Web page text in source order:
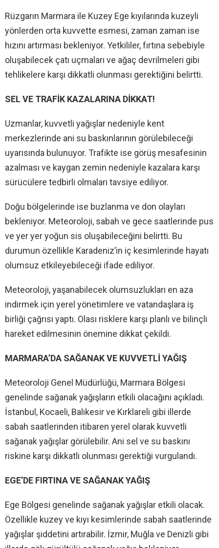
Rüzgarın Marmara ile Kuzey Ege kıyılarında kuzeyli
yönlerden orta kuvvette esmesi, zaman zaman ise
hızını artırması bekleniyor. Yetkililer, fırtına sebebiyle
oluşabilecek çatı uçmaları ve ağaç devrilmeleri gibi
tehlikelere karşı dikkatli olunması gerektiğini belirtti.
SEL VE TRAFİK KAZALARINA DİKKAT!
Uzmanlar, kuvvetli yağışlar nedeniyle kent
merkezlerinde ani su baskınlarının görülebileceği
uyarısında bulunuyor. Trafikte ise görüş mesafesinin
azalması ve kaygan zemin nedeniyle kazalara karşı
sürücülere tedbirli olmaları tavsiye ediliyor.
Doğu bölgelerinde ise buzlanma ve don olayları
bekleniyor. Meteoroloji, sabah ve gece saatlerinde pus
ve yer yer yoğun sis oluşabileceğini belirtti. Bu
durumun özellikle Karadeniz’in iç kesimlerinde hayatı
olumsuz etkileyebileceği ifade ediliyor.
Meteoroloji, yaşanabilecek olumsuzlukları en aza
indirmek için yerel yönetimlere ve vatandaşlara iş
birliği çağrısı yaptı. Olası risklere karşı planlı ve bilinçli
hareket edilmesinin önemine dikkat çekildi.
MARMARA’DA SAĞANAK VE KUVVETLİ YAĞIŞ
Meteoroloji Genel Müdürlüğü, Marmara Bölgesi
genelinde sağanak yağışların etkili olacağını açıkladı.
İstanbul, Kocaeli, Balıkesir ve Kırklareli gibi illerde
sabah saatlerinden itibaren yerel olarak kuvvetli
sağanak yağışlar görülebilir. Ani sel ve su baskını
riskine karşı dikkatli olunması gerektiği vurgulandı.
EGE’DE FIRTINA VE SAĞANAK YAĞIŞ
Ege Bölgesi genelinde sağanak yağışlar etkili olacak.
Özellikle kuzey ve kıyı kesimlerinde sabah saatlerinde
yağışlar şiddetini artırabilir. İzmir, Muğla ve Denizli gibi